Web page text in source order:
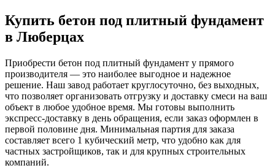
Купить бетон под плитный фундамент
в Люберцах
Приобрести бетон под плитный фундамент у прямого
производителя — это наиболее выгодное и надежное
решение. Наш завод работает круглосуточно, без выходных,
что позволяет организовать отгрузку и доставку смеси на ваш
объект в любое удобное время. Мы готовы выполнить
экспресс-доставку в день обращения, если заказ оформлен в
первой половине дня. Минимальная партия для заказа
составляет всего 1 кубический метр, что удобно как для
частных застройщиков, так и для крупных строительных
компаний.